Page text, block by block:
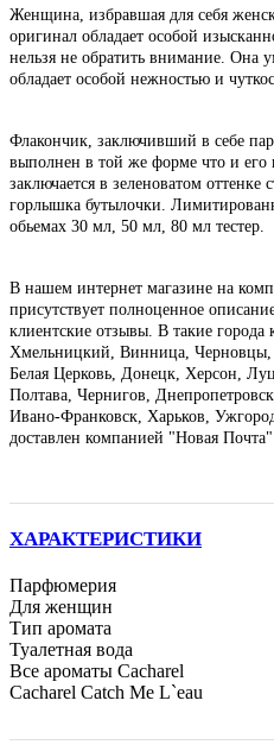
Женщина, избравшая для себя
оригинал обладает особой
нельзя не обратить внимание. Она
обладает особой нежностью и
Флакончик, заключивший в себе
выполнен в той же форме что и его
заключается в зеленоватом оттенке
горлышка бутылочки.
обьемах 30 мл, 50 мл, 80 мл тестер.
В нашем интернет магазине на
присутствует полноценное
клиентские отзывы. В такие
Хмельницкий, Винница, Черновцы,
Белая Церковь, Донецк, Херсон,
Полтава, Чернигов,
Ивано-Франковск, Харьков,
доставлен компанией "Новая
ХАРАКТЕРИСТИКИ
Парфюмерия
Для женщин
Тип аромата
Туалетная вода
Все ароматы Cacharel
Cacharel Catch Me L`eau